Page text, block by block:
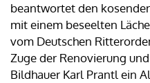
beantwortet den
mit einem beseelten
vom Deutschen
Zuge der Renovierung
Bildhauer Karl Prantl ein